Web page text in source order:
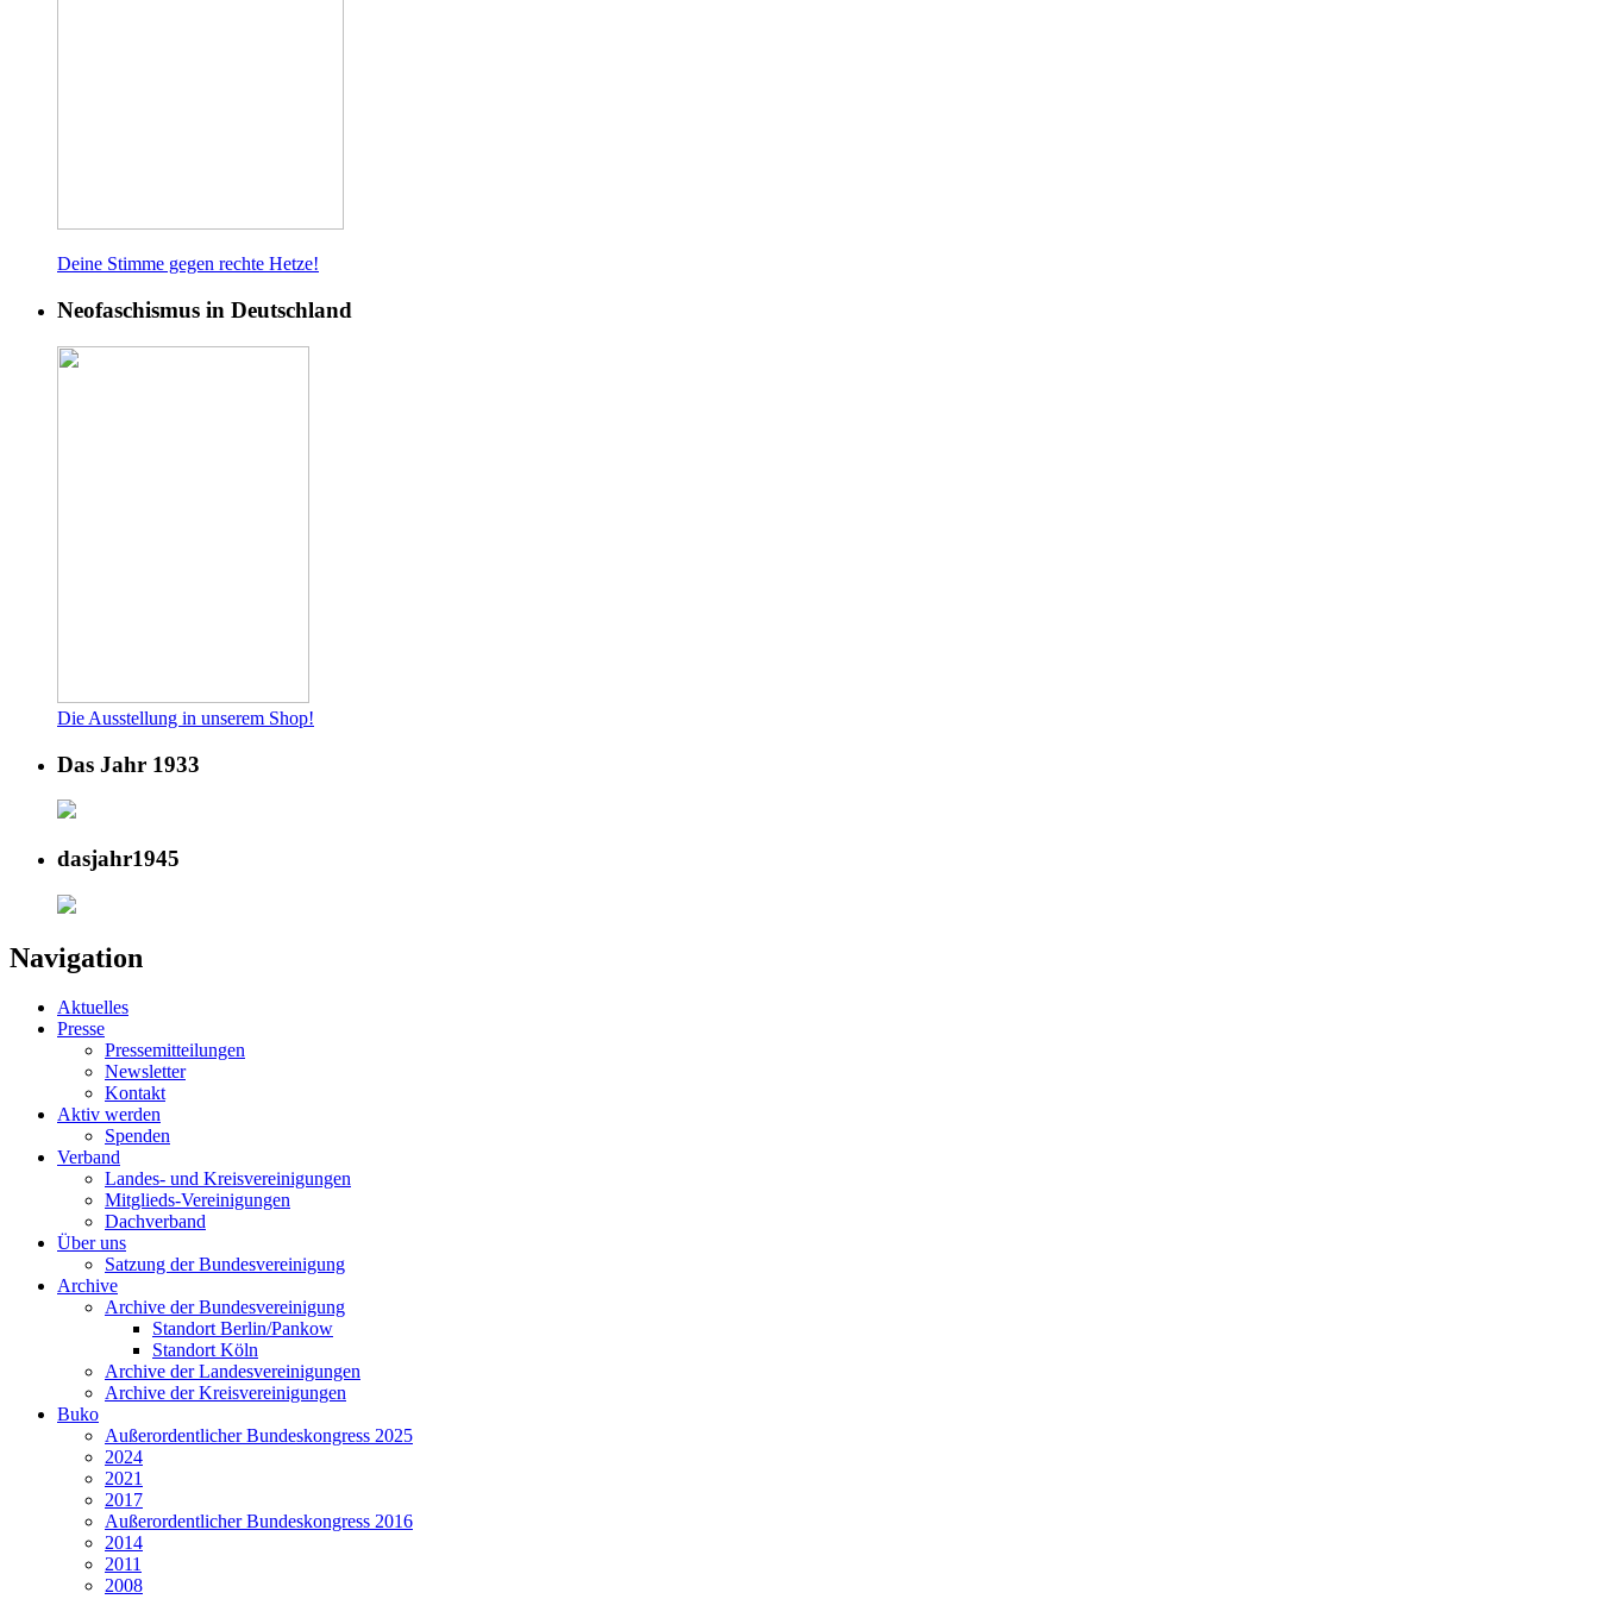
Deine Stimme gegen rechte Hetze!
Neofaschismus in Deutschland
Die Ausstellung in unserem Shop!
Das Jahr 1933
dasjahr1945
Navigation
Aktuelles
Presse
Pressemitteilungen
Newsletter
Kontakt
Aktiv werden
Spenden
Verband
Landes- und Kreisvereinigungen
Mitglieds-Vereinigungen
Dachverband
Über uns
Satzung der Bundesvereinigung
Archive
Archive der Bundesvereinigung
Standort Berlin/Pankow
Standort Köln
Archive der Landesvereinigungen
Archive der Kreisvereinigungen
Buko
Außerordentlicher Bundeskongress 2025
2024
2021
2017
Außerordentlicher Bundeskongress 2016
2014
2011
2008